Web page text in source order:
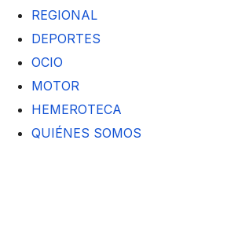
REGIONAL
DEPORTES
OCIO
MOTOR
HEMEROTECA
QUIÉNES SOMOS